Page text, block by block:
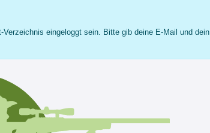
eingeloggt sein. Bitte gib deine E-Mail und dein